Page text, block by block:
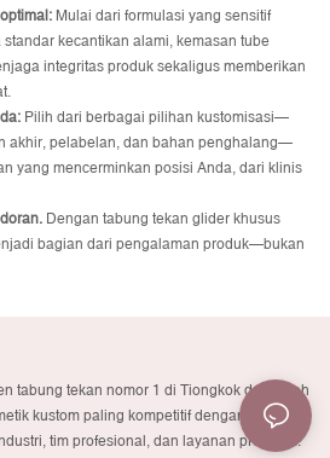
Mulai dari formulasi yang sensitif
kecantikan alami, kemasan tube
integritas produk sekaligus memberikan
Pilih dari berbagai pilihan kustomisasi—
akhir, pelabelan, dan bahan penghalang—
yang mencerminkan posisi Anda, dari klinis
Dengan tabung tekan glider khusus
bagian dari pengalaman produk—bukan
tabung tekan nomor 1 di Tiongkok dan salah
kustom paling kompetitif dengan kekuatan
tim profesional, dan layanan premium.